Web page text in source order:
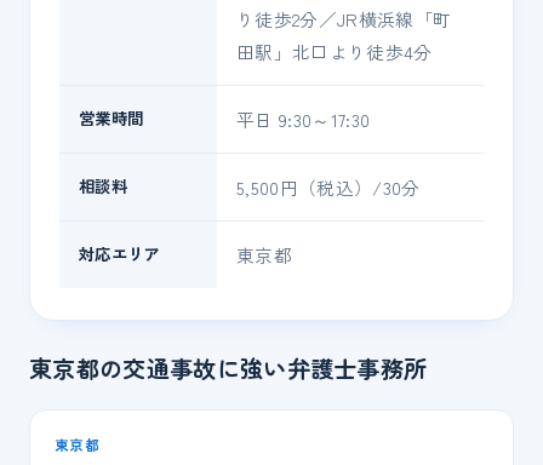
り徒歩2分／JR横浜線「町
田駅」北口より徒歩4分
営業時間 平日 9:30～17:30
相談料 5,500円（税込）/30分
対応エリア 東京都
東京都の交通事故に強い弁護士事務所
東京都